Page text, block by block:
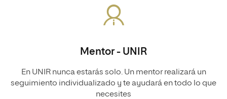
Mentor - UNIR
En UNIR nunca estarás solo. Un mentor realizará un
seguimiento individualizado y te ayudará en todo lo que
necesites